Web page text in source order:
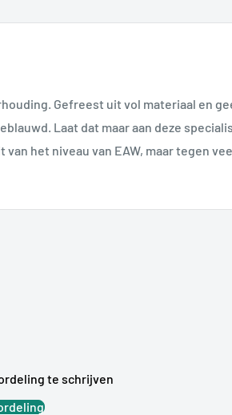
Gefreest uit vol materiaal en
Laat dat maar aan deze
het niveau van EAW, maar tegen
te schrijven